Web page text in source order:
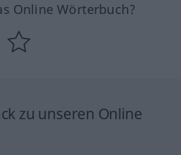
Online Wörterbuch?
zu unseren Online